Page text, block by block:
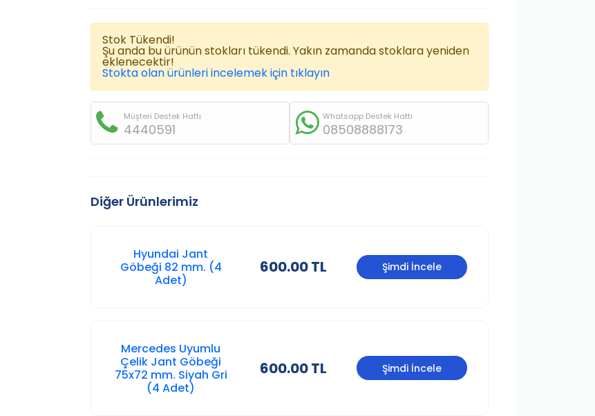
Stok Tükendi!
Şu anda bu ürünün stokları tükendi. Yakın zamanda stoklara yeniden
eklenecektir!
Stokta olan ürünleri incelemek için tıklayın
Müşteri Destek Hattı
4440591
Whatsapp Destek Hattı
08508888173
Diğer Ürünlerimiz
Hyundai Jant
Göbeği 82 mm. (4
Adet)
600.00 TL Şimdi İncele
Mercedes Uyumlu
Çelik Jant Göbeği
75x72 mm. Siyah Gri
(4 Adet)
600.00 TL Şimdi İncele